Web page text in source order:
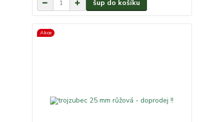
šup do košíku
Akce